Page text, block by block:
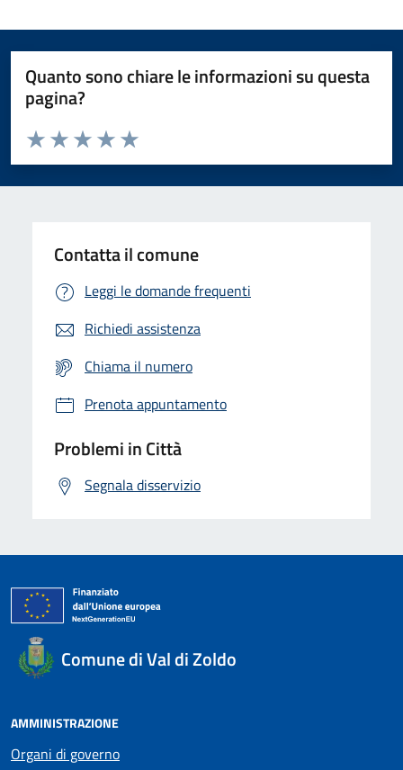
Quanto sono chiare le informazioni su questa
pagina?
Domanda
Valuta da 1 a 5 stelle la pagina
Valuta 5 stelle su 5
Valuta 4 stelle su 5
Valuta 3 stelle su 5
Valuta 2 stelle su 5
Valuta 1 stelle su 5
Contatta il comune
Leggi le domande frequenti
Richiedi assistenza
Chiama il numero
Prenota appuntamento
Problemi in Città
Segnala disservizio
Comune di Val di Zoldo
AMMINISTRAZIONE
Organi di governo